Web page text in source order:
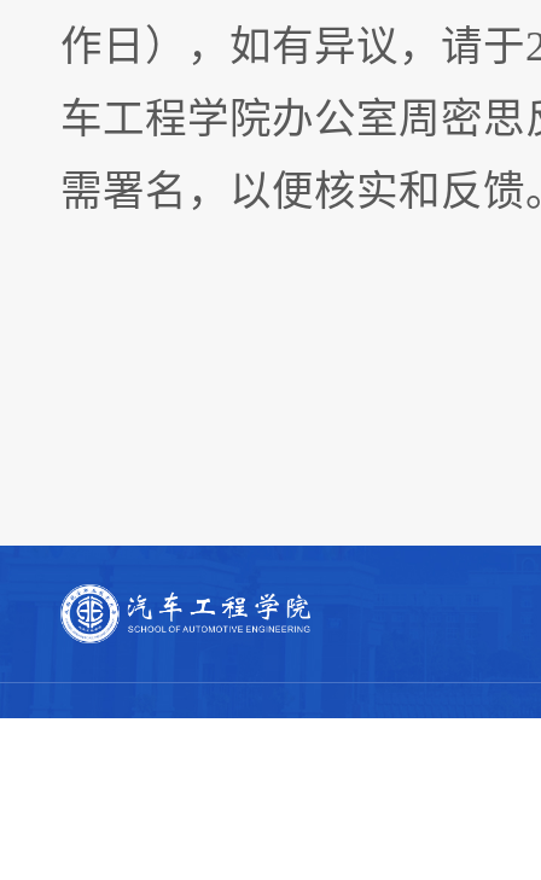
作日），如有异议，请于
车工程学院办公室周密
需署名，以便核实和反馈